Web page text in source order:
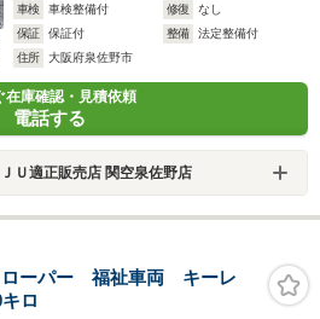
車検
車検整備付 修復
なし
保証
保証付 整備
法定整備付
住所
大阪府泉佐野市
在庫確認・見積依頼
電話する
Ｕ適正販売店 関空泉佐野店
ーパー 福祉車両 キーレ
ロ